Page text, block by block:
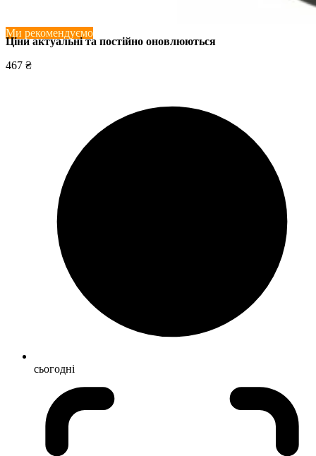
Ми рекомендуємо
Ціни актуальні та постійно оновлюються
467 ₴
сьогодні